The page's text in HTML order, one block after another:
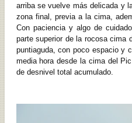
arriba se vuelve más delicada y
zona final, previa a la cima,
Con paciencia y algo de
parte superior de la rocosa cima
puntiaguda, con poco espacio y
media hora desde la cima del
de desnivel total acumulado.